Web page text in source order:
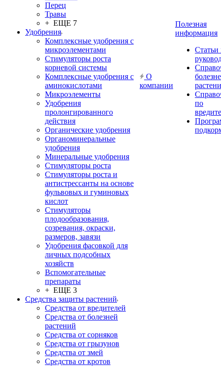
Перец
Травы
+ ЕЩЕ 7
Удобрения
Комплексные удобрения с
микроэлементами
Стимуляторы роста
корневой системы
Комплексные удобрения с
аминокислотами
Микроэлементы
Удобрения
пролонгированного
действия
Органические удобрения
Органоминеральные
удобрения
Минеральные удобрения
Стимуляторы роста
Стимуляторы роста и
антистрессанты на основе
фульвовых и гуминовых
кислот
Стимуляторы
плодообразования,
созревания, окраски,
размеров, завязи
Удобрения фасовкой для
личных подсобных
хозяйств
Вспомогательные
препараты
+ ЕЩЕ 3
Средства защиты растений
Средства от вредителей
Средства от болезней
растений
Средства от сорняков
Средства от грызунов
Средства от змей
Средства от кротов
О
компании
Полезная
информация
Статьи
по